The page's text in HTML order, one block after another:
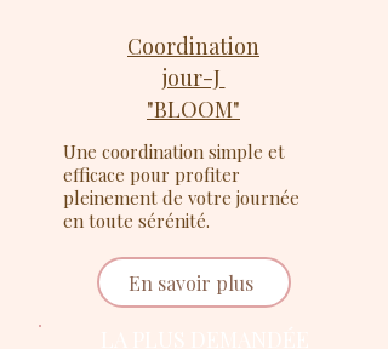
Coordination
jour-J
"BLOOM"
Une coordination simple et
efficace pour profiter
pleinement de votre journée
en toute sérénité.
En savoir plus